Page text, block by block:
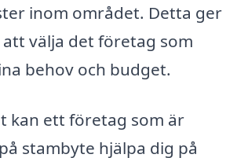
inom området. Detta ger
välja det företag som
behov och budget.
kan ett företag som är
stambyte hjälpa dig på